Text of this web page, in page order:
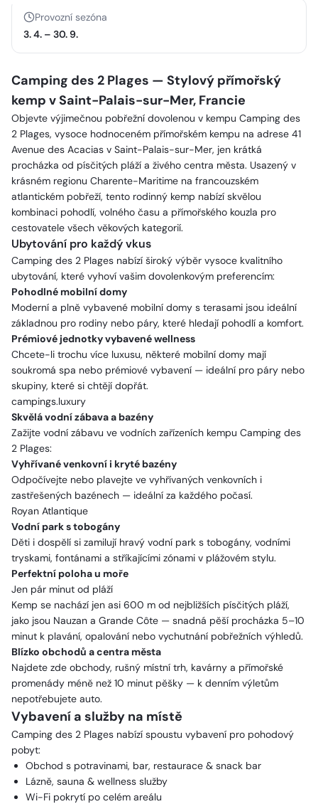
Provozní sezóna
3. 4. – 30. 9.
Camping des 2 Plages — Stylový přímořský
kemp v Saint-Palais-sur-Mer, Francie
Objevte výjimečnou pobřežní dovolenou v kempu Camping des
2 Plages, vysoce hodnoceném přímořském kempu na adrese 41
Avenue des Acacias v Saint-Palais-sur-Mer, jen krátká
procházka od písčitých pláží a živého centra města. Usazený v
krásném regionu Charente-Maritime na francouzském
atlantickém pobřeží, tento rodinný kemp nabízí skvělou
kombinaci pohodlí, volného času a přímořského kouzla pro
cestovatele všech věkových kategorií.
Ubytování pro každý vkus
Camping des 2 Plages nabízí široký výběr vysoce kvalitního
ubytování, které vyhoví vašim dovolenkovým preferencím:
Pohodlné mobilní domy
Moderní a plně vybavené mobilní domy s terasami jsou ideální
základnou pro rodiny nebo páry, které hledají pohodlí a komfort.
Prémiové jednotky vybavené wellness
Chcete-li trochu více luxusu, některé mobilní domy mají
soukromá spa nebo prémiové vybavení — ideální pro páry nebo
skupiny, které si chtějí dopřát.
campings.luxury
Skvělá vodní zábava a bazény
Zažijte vodní zábavu ve vodních zařízeních kempu Camping des
2 Plages:
Vyhřívané venkovní i kryté bazény
Odpočívejte nebo plavejte ve vyhřívaných venkovních i
zastřešených bazénech — ideální za každého počasí.
Royan Atlantique
Vodní park s tobogány
Děti i dospělí si zamilují hravý vodní park s tobogány, vodními
tryskami, fontánami a stříkajícími zónami v plážovém stylu.
Perfektní poloha u moře
Jen pár minut od pláží
Kemp se nachází jen asi 600 m od nejbližších písčitých pláží,
jako jsou Nauzan a Grande Côte — snadná pěší procházka 5–10
minut k plavání, opalování nebo vychutnání pobřežních výhledů.
Blízko obchodů a centra města
Najdete zde obchody, rušný místní trh, kavárny a přímořské
promenády méně než 10 minut pěšky — k denním výletům
nepotřebujete auto.
Vybavení a služby na místě
Camping des 2 Plages nabízí spoustu vybavení pro pohodový
pobyt:
Obchod s potravinami, bar, restaurace & snack bar
Lázně, sauna & wellness služby
Wi-Fi pokrytí po celém areálu